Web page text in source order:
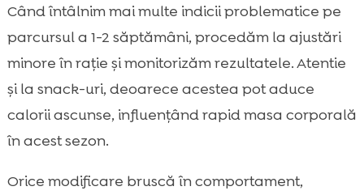
Când întâlnim mai multe indicii problematice pe
parcursul a 1-2 săptămâni, procedăm la ajustări
minore în rație și monitorizăm rezultatele. Atentie
și la snack-uri, deoarece acestea pot aduce
calorii ascunse, influențând rapid masa corporală
în acest sezon.
Orice modificare bruscă în comportament,